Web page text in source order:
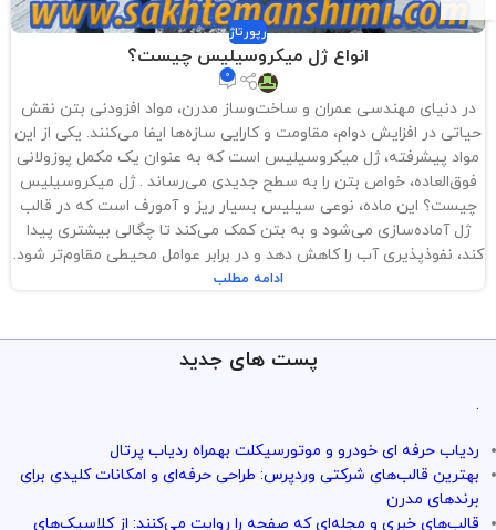
رپورتاژ
انواع ژل میکروسیلیس چیست؟
0
در دنیای مهندسی عمران و ساخت‌وساز مدرن، مواد افزودنی بتن نقش
حیاتی در افزایش دوام، مقاومت و کارایی سازه‌ها ایفا می‌کنند. یکی از این
مواد پیشرفته، ژل میکروسیلیس است که به عنوان یک مکمل پوزولانی
فوق‌العاده، خواص بتن را به سطح جدیدی می‌رساند . ژل میکروسیلیس
چیست؟ این ماده، نوعی سیلیس بسیار ریز و آمورف است که در قالب
ژل آماده‌سازی می‌شود و به بتن کمک می‌کند تا چگالی بیشتری پیدا
کند، نفوذپذیری آب را کاهش دهد و در برابر عوامل محیطی مقاوم‌تر شود.
ادامه مطلب
پست های جدید
.
ردیاب حرفه ای خودرو و موتورسیکلت بهمراه ردیاب پرتال
بهترین قالب‌های شرکتی وردپرس: طراحی حرفه‌ای و امکانات کلیدی برای
برندهای مدرن
قالب‌های خبری و مجله‌ای که صفحه را روایت می‌کنند: از کلاسیک‌های